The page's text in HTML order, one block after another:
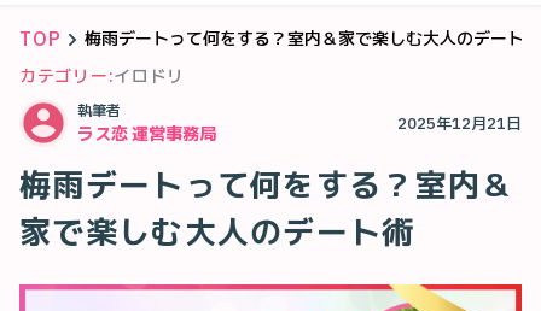
TOP
梅雨デートって何をする？室内＆家で楽しむ大人のデート術
カテゴリー:イロドリ
執筆者
ラス恋 運営事務局 2025年12月21日
梅雨デートって何をする？室内＆
家で楽しむ大人のデート術